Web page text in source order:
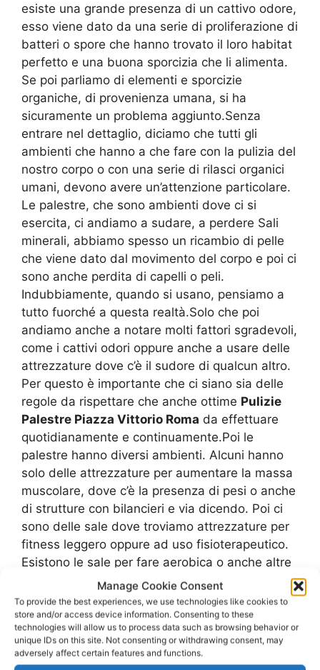
Manage Cookie Consent
To provide the best experiences, we use technologies like cookies to
store and/or access device information. Consenting to these
technologies will allow us to process data such as browsing behavior or
unique IDs on this site. Not consenting or withdrawing consent, may
adversely affect certain features and functions.
esiste una grande presenza di un cattivo odore,
esso viene dato da una serie di proliferazione di
batteri o spore che hanno trovato il loro habitat
perfetto e una buona sporcizia che li alimenta.
Se poi parliamo di elementi e sporcizie
organiche, di provenienza umana, si ha
sicuramente un problema aggiunto.Senza
entrare nel dettaglio, diciamo che tutti gli
ambienti che hanno a che fare con la pulizia del
nostro corpo o con una serie di rilasci organici
umani, devono avere un’attenzione particolare.
Le palestre, che sono ambienti dove ci si
esercita, ci andiamo a sudare, a perdere Sali
minerali, abbiamo spesso un ricambio di pelle
che viene dato dal movimento del corpo e poi ci
sono anche perdita di capelli o peli.
Indubbiamente, quando si usano, pensiamo a
tutto fuorché a questa realtà.Solo che poi
andiamo anche a notare molti fattori sgradevoli,
come i cattivi odori oppure anche a usare delle
attrezzature dove c’è il sudore di qualcun altro.
Per questo è importante che ci siano sia delle
regole da rispettare che anche ottime Pulizie
Palestre Piazza Vittorio Roma da effettuare
quotidianamente e continuamente.Poi le
palestre hanno diversi ambienti. Alcuni hanno
solo delle attrezzature per aumentare la massa
muscolare, dove c’è la presenza di pesi o anche
di strutture con bilancieri e via dicendo. Poi ci
sono delle sale dove troviamo attrezzature per
fitness leggero oppure ad uso fisioterapeutico.
Esistono le sale per fare aerobica o anche altre
tipologie di allenamenti come la zumba, il ballo
o il TRX. In poche parole ogni ambiente
permette di svolgere sia diverse attività fisiche
e anche a subire dellePulizie Palestre Piazza
Vittorio Romache sono molto